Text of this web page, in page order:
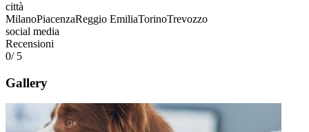
città
MilanoPiacenzaReggio EmiliaTorinoTrevozzo
social media
Recensioni
0/ 5
Gallery